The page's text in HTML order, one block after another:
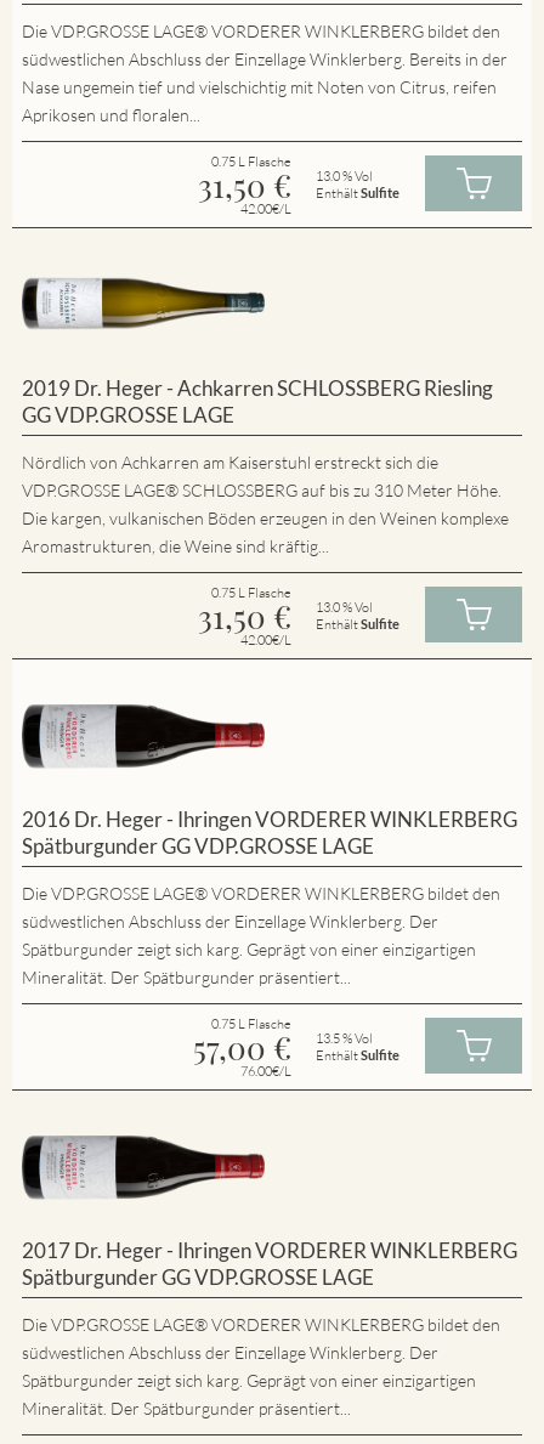
Die VDP.GROSSE LAGE® VORDERER WINKLERBERG bildet den
südwestlichen Abschluss der Einzellage Winklerberg. Bereits in der
Nase ungemein tief und vielschichtig mit Noten von Citrus, reifen
Aprikosen und floralen...
0.75 L Flasche
31,50 €
42.00€/L
13.0 % Vol
EnthältSulfite
2019 Dr. Heger - Achkarren SCHLOSSBERG Riesling
GG VDP.GROSSE LAGE
Nördlich von Achkarren am Kaiserstuhl erstreckt sich die
VDP.GROSSE LAGE® SCHLOSSBERG auf bis zu 310 Meter Höhe.
Die kargen, vulkanischen Böden erzeugen in den Weinen komplexe
Aromastrukturen, die Weine sind kräftig...
0.75 L Flasche
31,50 €
42.00€/L
13.0 % Vol
EnthältSulfite
2016 Dr. Heger - Ihringen VORDERER WINKLERBERG
Spätburgunder GG VDP.GROSSE LAGE
Die VDP.GROSSE LAGE® VORDERER WINKLERBERG bildet den
südwestlichen Abschluss der Einzellage Winklerberg. Der
Spätburgunder zeigt sich karg. Geprägt von einer einzigartigen
Mineralität. Der Spätburgunder präsentiert...
0.75 L Flasche
57,00 €
76.00€/L
13.5 % Vol
EnthältSulfite
2017 Dr. Heger - Ihringen VORDERER WINKLERBERG
Spätburgunder GG VDP.GROSSE LAGE
Die VDP.GROSSE LAGE® VORDERER WINKLERBERG bildet den
südwestlichen Abschluss der Einzellage Winklerberg. Der
Spätburgunder zeigt sich karg. Geprägt von einer einzigartigen
Mineralität. Der Spätburgunder präsentiert...